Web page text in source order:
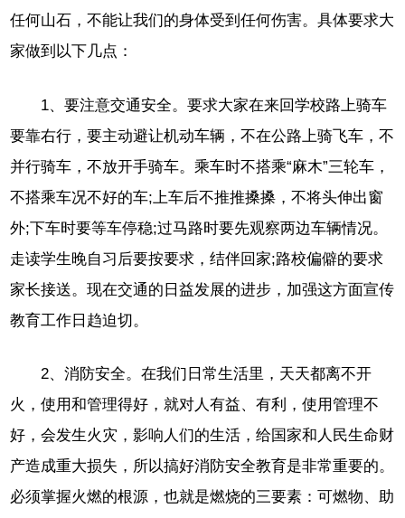
任何山石，不能让我们的身体受到任何伤害。具体要求大
家做到以下几点：
1、要注意交通安全。要求大家在来回学校路上骑车
要靠右行，要主动避让机动车辆，不在公路上骑飞车，不
并行骑车，不放开手骑车。乘车时不搭乘“麻木”三轮车，
不搭乘车况不好的车;上车后不推推搡搡，不将头伸出窗
外;下车时要等车停稳;过马路时要先观察两边车辆情况。
走读学生晚自习后要按要求，结伴回家;路校偏僻的要求
家长接送。现在交通的日益发展的进步，加强这方面宣传
教育工作日趋迫切。
2、消防安全。在我们日常生活里，天天都离不开
火，使用和管理得好，就对人有益、有利，使用管理不
好，会发生火灾，影响人们的生活，给国家和人民生命财
产造成重大损失，所以搞好消防安全教育是非常重要的。
必须掌握火燃的根源，也就是燃烧的三要素：可燃物、助